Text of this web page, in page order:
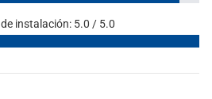
instalación: 5.0 / 5.0